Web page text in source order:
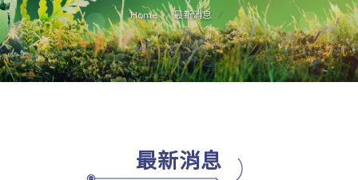
Home 最新消息
最新消息